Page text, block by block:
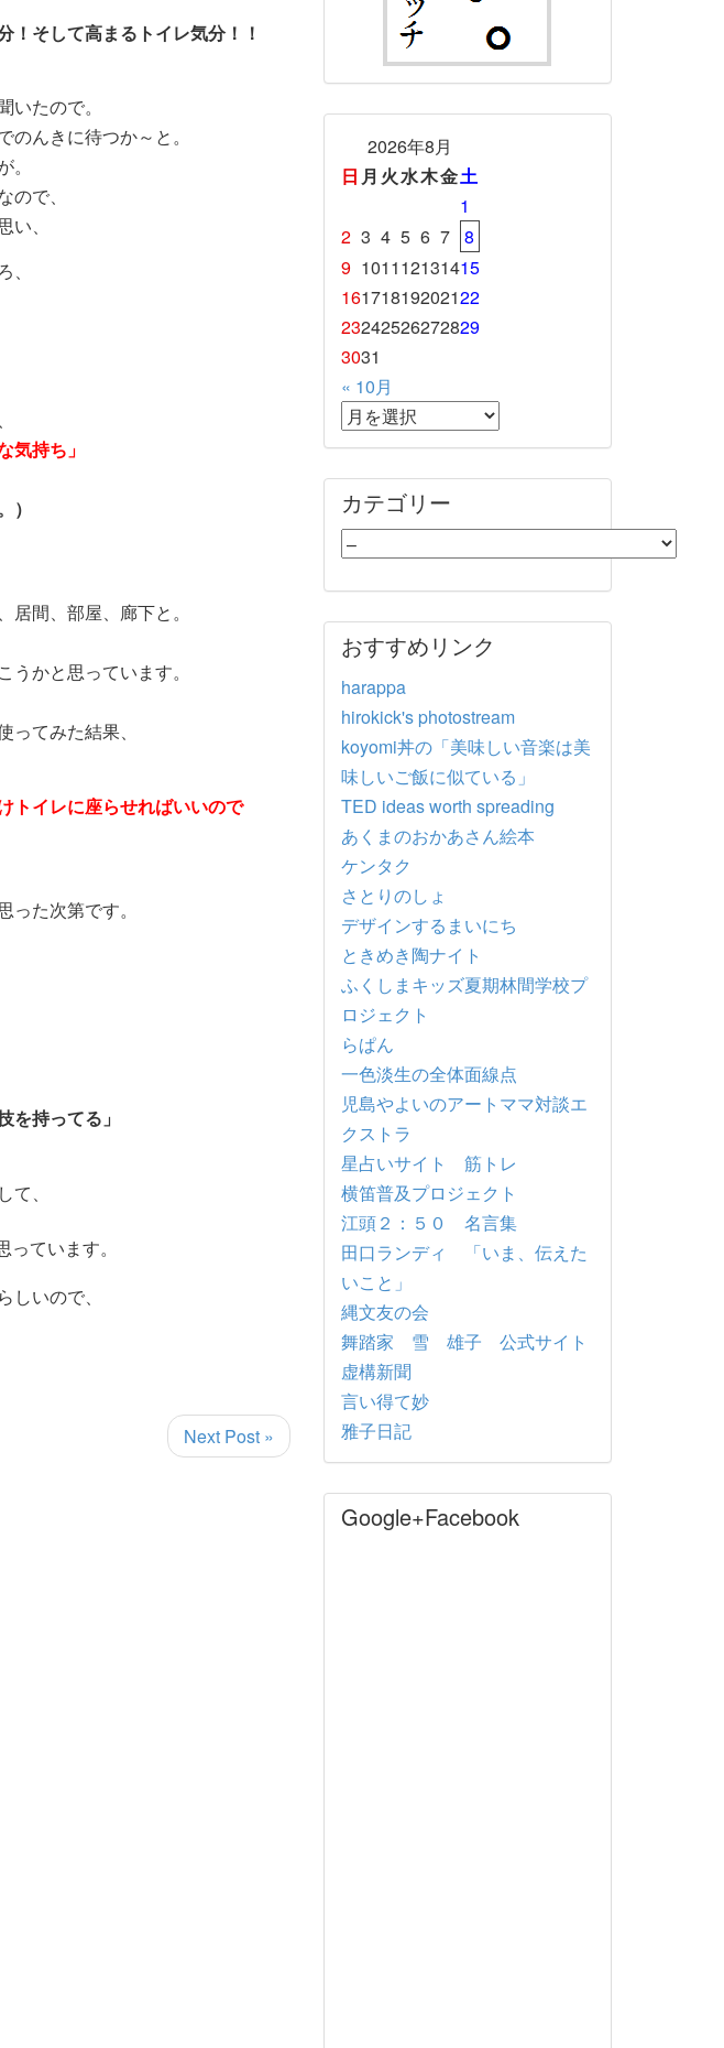
！そして高まるトイレ気分！！
たので。
んきに待つか～と。
で、
、
気持ち」
）
間、部屋、廊下と。
うかと思っています。
てみた結果、
トイレに座らせればいいので
た次第です。
を持ってる」
、
ています。
らしいので、
Next Post »
2026年8月
日 月 火水木金土
1
2 3 4 5 6 7 8
9 101112131415
16171819202122
23242526272829
3031
« 10月
カテゴリー
おすすめリンク
harappa
hirokick's photostream
koyomi丼の「美味しい音楽は美
味しいご飯に似ている」
TED ideas worth spreading
あくまのおかあさん絵本
ケンタク
さとりのしょ
デザインするまいにち
ときめき陶ナイト
ふくしまキッズ夏期林間学校プ
ロジェクト
らぱん
一色淡生の全体面線点
児島やよいのアートママ対談エ
クストラ
星占いサイト 筋トレ
横笛普及プロジェクト
江頭２：５０ 名言集
田口ランディ 「いま、伝えた
いこと」
縄文友の会
舞踏家 雪 雄子 公式サイト
虚構新聞
言い得て妙
雅子日記
Google+Facebook